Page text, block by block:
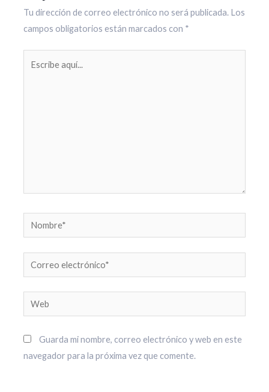
Tu dirección de correo electrónico no será publicada. Los
campos obligatorios están marcados con *
Nombre*
Correo
electrónico*
Web
Guarda mi nombre, correo electrónico y web en este
navegador para la próxima vez que comente.